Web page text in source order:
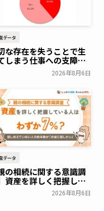
データ
な存在を失うことで生
しまう仕事への支障
経験がある」38.8％～ビ
スタイルグループ～
開
2026年8月6日
データ
の相続に関する意識調
資産を詳しく把握して
る人はわずか7％？具体的
話せていない人の約半数
2026年8月6日